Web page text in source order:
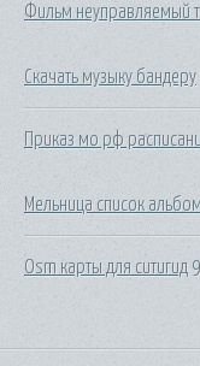
Фильм неуправляемый
Скачать музыку бандеру
Приказ мо рф
Мельница список
Osm карты для ситигид 9